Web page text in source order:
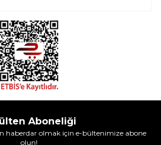
Aboneliği
haberdar olmak için e-bültenimize abone
olun!